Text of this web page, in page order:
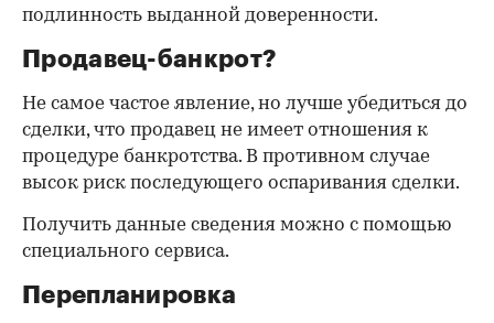
подлинность выданной доверенности.
Продавец-банкрот?
Не самое частое явление, но лучше убедиться до
сделки, что продавец не имеет отношения к
процедуре банкротства. В противном случае
высок риск последующего оспаривания сделки.
Получить данные сведения можно с помощью
специального сервиса.
Перепланировка